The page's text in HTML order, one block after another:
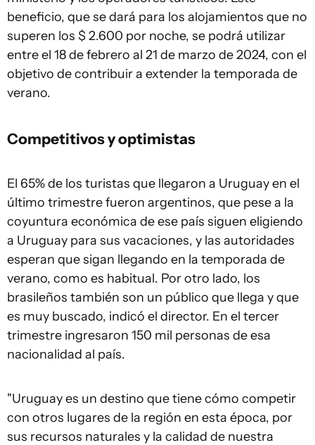
beneficio, que se dará para los alojamientos que no
superen los $ 2.600 por noche, se podrá utilizar
entre el 18 de febrero al 21 de marzo de 2024, con el
objetivo de contribuir a extender la temporada de
verano.
Competitivos y optimistas
El 65% de los turistas que llegaron a Uruguay en el
último trimestre fueron argentinos, que pese a la
coyuntura económica de ese país siguen eligiendo
a Uruguay para sus vacaciones, y las autoridades
esperan que sigan llegando en la temporada de
verano, como es habitual. Por otro lado, los
brasileños también son un público que llega y que
es muy buscado, indicó el director. En el tercer
trimestre ingresaron 150 mil personas de esa
nacionalidad al país.
"Uruguay es un destino que tiene cómo competir
con otros lugares de la región en esta época, por
sus recursos naturales y la calidad de nuestra